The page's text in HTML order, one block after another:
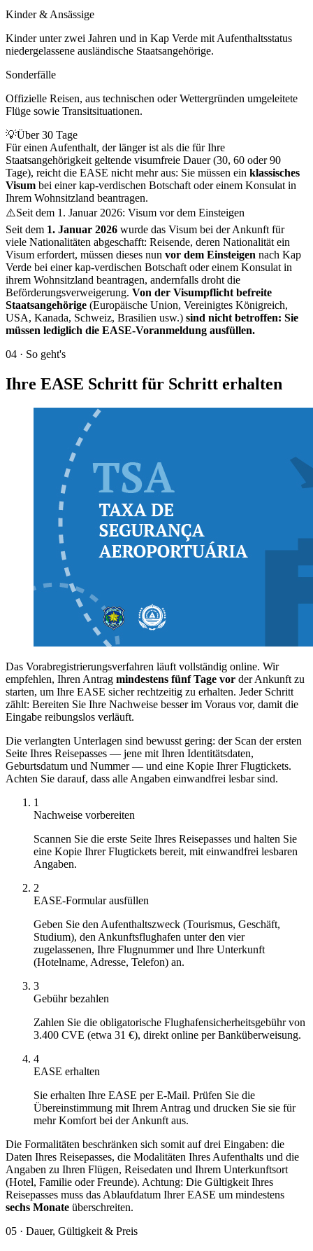
Kinder & Ansässige
Kinder unter zwei Jahren und in Kap Verde mit Aufenthaltsstatus
niedergelassene ausländische Staatsangehörige.
Sonderfälle
Offizielle Reisen, aus technischen oder Wettergründen umgeleitete
Flüge sowie Transitsituationen.
💡Über 30 Tage
Für einen Aufenthalt, der länger ist als die für Ihre
Staatsangehörigkeit geltende visumfreie Dauer (30, 60 oder 90
Tage), reicht die EASE nicht mehr aus: Sie müssen ein klassisches
Visum bei einer kap-verdischen Botschaft oder einem Konsulat in
Ihrem Wohnsitzland beantragen.
⚠️Seit dem 1. Januar 2026: Visum vor dem Einsteigen
Seit dem 1. Januar 2026 wurde das Visum bei der Ankunft für
viele Nationalitäten abgeschafft: Reisende, deren Nationalität ein
Visum erfordert, müssen dieses nun vor dem Einsteigen nach Kap
Verde bei einer kap-verdischen Botschaft oder einem Konsulat in
ihrem Wohnsitzland beantragen, andernfalls droht die
Beförderungsverweigerung. Von der Visumpflicht befreite
Staatsangehörige (Europäische Union, Vereinigtes Königreich,
USA, Kanada, Schweiz, Brasilien usw.) sind nicht betroffen: Sie
müssen lediglich die EASE-Voranmeldung ausfüllen.
04 · So geht's
Ihre EASE Schritt für Schritt erhalten
Das Vorabregistrierungsverfahren läuft vollständig online. Wir
empfehlen, Ihren Antrag mindestens fünf Tage vor der Ankunft zu
starten, um Ihre EASE sicher rechtzeitig zu erhalten. Jeder Schritt
zählt: Bereiten Sie Ihre Nachweise besser im Voraus vor, damit die
Eingabe reibungslos verläuft.
Die verlangten Unterlagen sind bewusst gering: der Scan der ersten
Seite Ihres Reisepasses — jene mit Ihren Identitätsdaten,
Geburtsdatum und Nummer — und eine Kopie Ihrer Flugtickets.
Achten Sie darauf, dass alle Angaben einwandfrei lesbar sind.
1
Nachweise vorbereiten
Scannen Sie die erste Seite Ihres Reisepasses und halten Sie
eine Kopie Ihrer Flugtickets bereit, mit einwandfrei lesbaren
Angaben.
2
EASE-Formular ausfüllen
Geben Sie den Aufenthaltszweck (Tourismus, Geschäft,
Studium), den Ankunftsflughafen unter den vier
zugelassenen, Ihre Flugnummer und Ihre Unterkunft
(Hotelname, Adresse, Telefon) an.
3
Gebühr bezahlen
Zahlen Sie die obligatorische Flughafensicherheitsgebühr von
3.400 CVE (etwa 31 €), direkt online per Banküberweisung.
4
EASE erhalten
Sie erhalten Ihre EASE per E-Mail. Prüfen Sie die
Übereinstimmung mit Ihrem Antrag und drucken Sie sie für
mehr Komfort bei der Ankunft aus.
Die Formalitäten beschränken sich somit auf drei Eingaben: die
Daten Ihres Reisepasses, die Modalitäten Ihres Aufenthalts und die
Angaben zu Ihren Flügen, Reisedaten und Ihrem Unterkunftsort
(Hotel, Familie oder Freunde). Achtung: Die Gültigkeit Ihres
Reisepasses muss das Ablaufdatum Ihrer EASE um mindestens
sechs Monate überschreiten.
05 · Dauer, Gültigkeit & Preis